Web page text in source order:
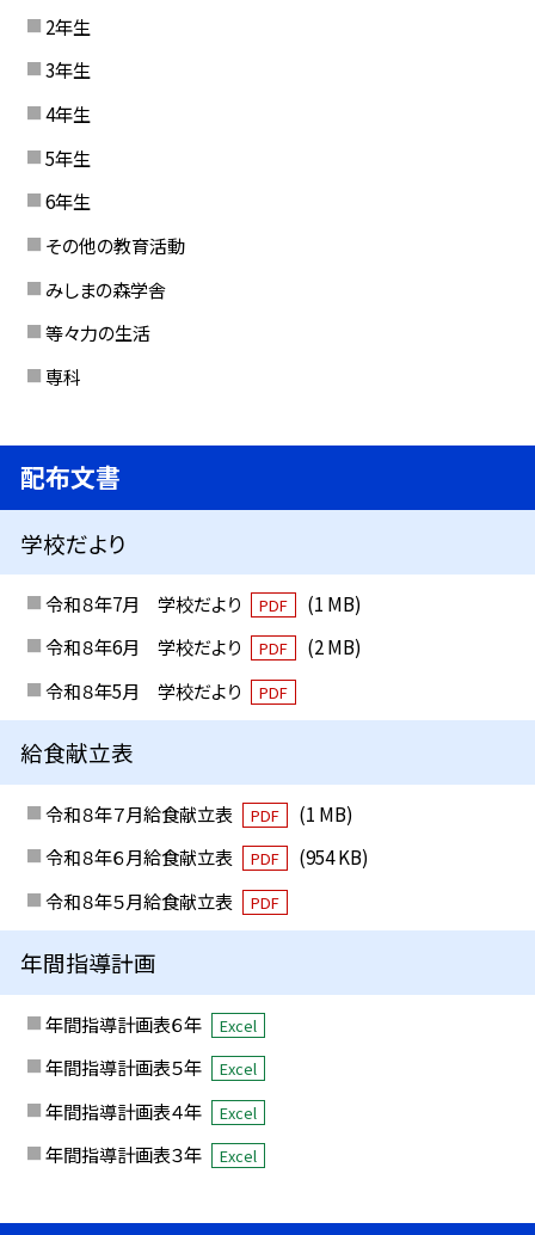
2年生
3年生
4年生
5年生
6年生
その他の教育活動
みしまの森学舎
等々力の生活
専科
配布文書
学校だより
令和８年7月 学校だより PDF
(1 MB)
令和８年6月 学校だより
PDF
(2 MB)
令和８年5月 学校だより
PDF
給食献立表
令和８年７月給食献立表 PDF
(1 MB)
令和８年６月給食献立表
PDF
(954 KB)
令和８年５月給食献立表
PDF
年間指導計画
年間指導計画表６年 Excel
年間指導計画表５年 Excel
年間指導計画表４年 Excel
年間指導計画表３年 Excel